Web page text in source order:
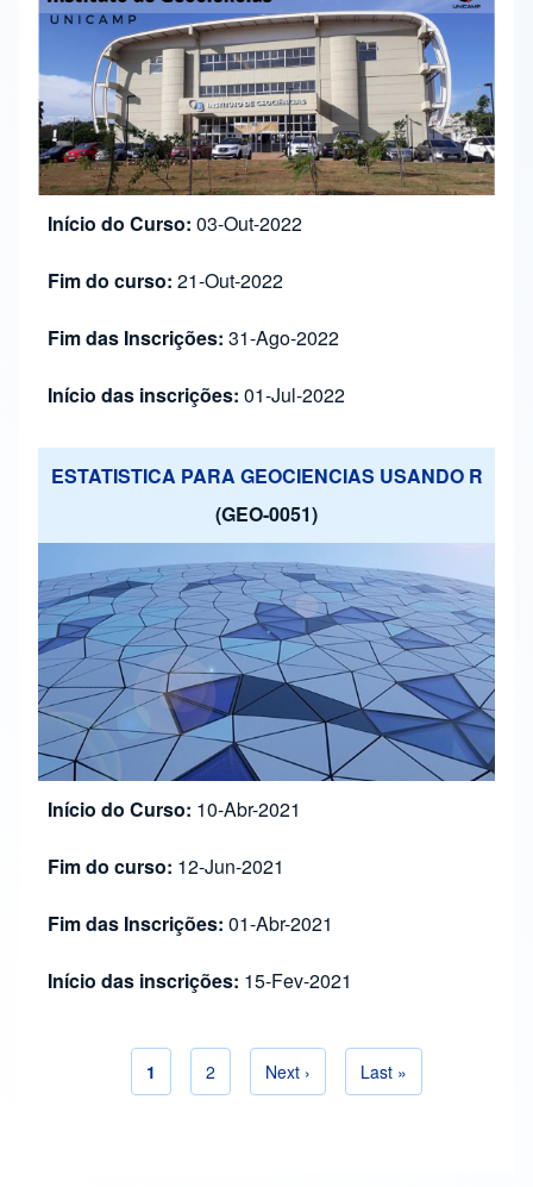
Início do Curso: 03-Out-2022
Fim do curso: 21-Out-2022
Fim das Inscrições: 31-Ago-2022
Início das inscrições: 01-Jul-2022
ESTATISTICA PARA GEOCIENCIAS USANDO R
(GEO-0051)
Início do Curso: 10-Abr-2021
Fim do curso: 12-Jun-2021
Fim das Inscrições: 01-Abr-2021
Início das inscrições: 15-Fev-2021
Paginação
Página atual
1 Página
2 Próxima página
Next › Última página
Last »